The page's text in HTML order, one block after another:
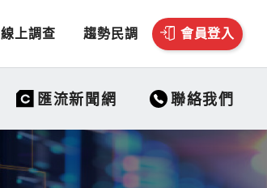
線上調查 趨勢民調 會員登入
匯流新聞網 聯絡我們